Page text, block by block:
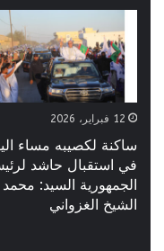
12 فبراير، 2026
ساكنة لكصيبه مساء
في استقبال حاشد
الجمهورية السيد: محمد
الشيخ الغزواني